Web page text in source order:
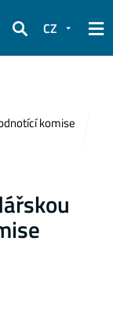
Hledat
CZ
komise